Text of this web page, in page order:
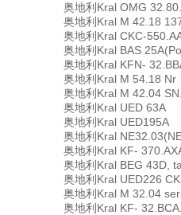
奥地利Kral OMG
奥地利Kral M 42.18
奥地利Kral CKC-
奥地利Kral BAS
奥地利Kral KFN-
奥地利Kral M 54.18 Nr
奥地利Kral M 42.04
奥地利Kral UED 63A
奥地利Kral UED195A
奥地利Kral
奥地利Kral KF-
奥地利Kral BEG 43D,
奥地利Kral UED226
奥地利Kral M 32.04
奥地利Kral KF-